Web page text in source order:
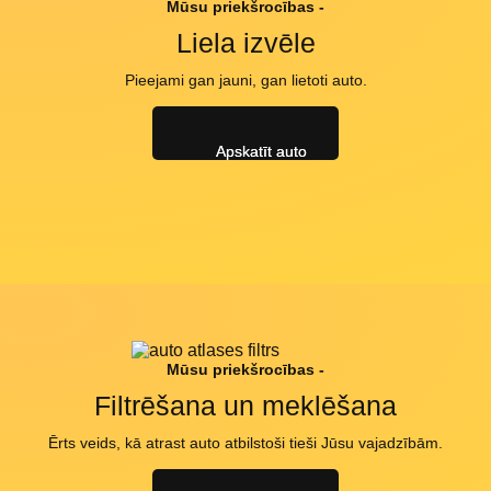
Mūsu priekšrocības -
Liela izvēle
Pieejami gan jauni, gan lietoti auto.
Mūsu priekšrocības -
Filtrēšana un meklēšana
Ērts veids, kā atrast auto atbilstoši tieši Jūsu vajadzībām.